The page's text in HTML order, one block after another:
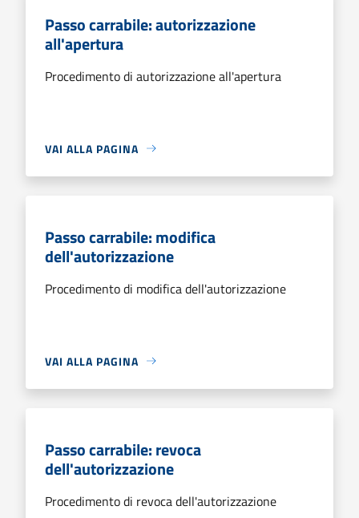
Passo carrabile: autorizzazione
all'apertura
Procedimento di autorizzazione all'apertura
VAI ALLA PAGINA
Passo carrabile: modifica
dell'autorizzazione
Procedimento di modifica dell'autorizzazione
VAI ALLA PAGINA
Passo carrabile: revoca
dell'autorizzazione
Procedimento di revoca dell'autorizzazione